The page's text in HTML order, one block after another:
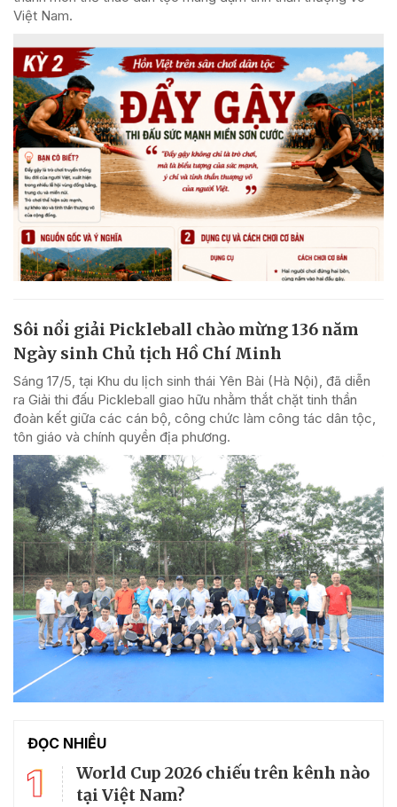
Việt Nam.
Sôi nổi giải Pickleball chào mừng 136 năm
Ngày sinh Chủ tịch Hồ Chí Minh
Sáng 17/5, tại Khu du lịch sinh thái Yên Bài (Hà Nội), đã diễn
ra Giải thi đấu Pickleball giao hữu nhằm thắt chặt tinh thần
đoàn kết giữa các cán bộ, công chức làm công tác dân tộc,
tôn giáo và chính quyền địa phương.
ĐỌC NHIỀU
1
World Cup 2026 chiếu trên kênh nào
tại Việt Nam?